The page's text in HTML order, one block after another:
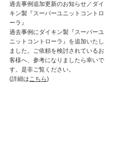
過去事例追加更新のお知らせ／ダイ
キン製『スーパーユニットコントロ
ーラ』
過去事例にダイキン製『スーパーユ
ニットコントローラ』を追加いたし
ました。ご依頼を検討されているお
客様へ、参考になりましたら幸いで
す。是非ご覧ください。
(詳細は こちら)